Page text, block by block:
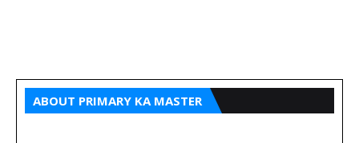
ABOUT PRIMARY KA MASTER